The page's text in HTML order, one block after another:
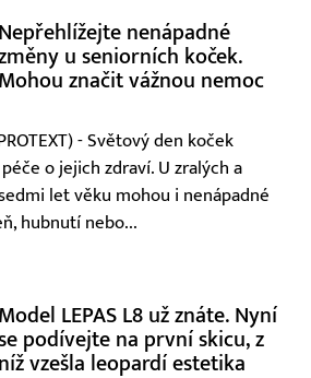
Nepřehlížejte nenápadné
u seniorních koček.
Mohou značit vážnou nemoc
- Světový den koček
o jejich zdraví. U zralých a
let věku mohou i nenápadné
hubnutí nebo...
Model LEPAS L8 už znáte. Nyní
podívejte na první skicu, z
níž vzešla leopardí estetika